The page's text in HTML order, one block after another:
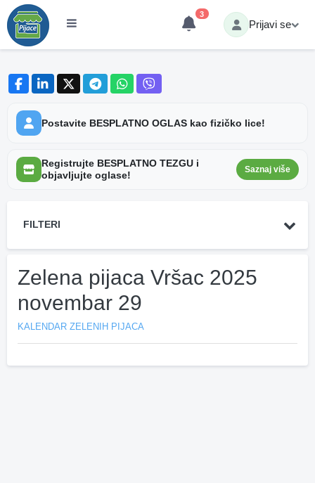
3
Prijavi se
Postavite BESPLATNO OGLAS kao fizičko lice!
Registrujte BESPLATNO TEZGU i
objavljujte oglase!
Saznaj više
FILTERI
Zelena pijaca Vršac 2025
novembar 29
KALENDAR ZELENIH PIJACA